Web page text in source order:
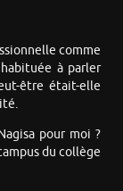
comme
à parler
être était-elle
pour moi ?
du collège